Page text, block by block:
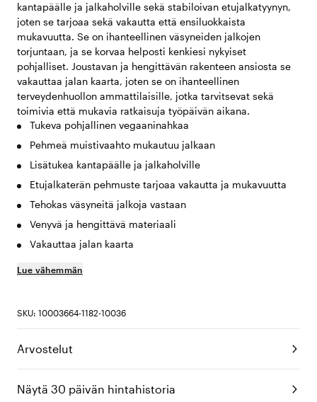
kantapäälle ja jalkaholville sekä stabiloivan etujalkatyynyn,
joten se tarjoaa sekä vakautta että ensiluokkaista
mukavuutta. Se on ihanteellinen väsyneiden jalkojen
torjuntaan, ja se korvaa helposti kenkiesi nykyiset
pohjalliset. Joustavan ja hengittävän rakenteen ansiosta se
vakauttaa jalan kaarta, joten se on ihanteellinen
terveydenhuollon ammattilaisille, jotka tarvitsevat sekä
toimivia että mukavia ratkaisuja työpäivän aikana.
Tukeva pohjallinen vegaaninahkaa
Pehmeä muistivaahto mukautuu jalkaan
Lisätukea kantapäälle ja jalkaholville
Etujalkaterän pehmuste tarjoaa vakautta ja mukavuutta
Tehokas väsyneitä jalkoja vastaan
Venyvä ja hengittävä materiaali
Vakauttaa jalan kaarta
Lue vähemmän
SKU: 10003664-1182-10036
Arvostelut
Näytä 30 päivän hintahistoria